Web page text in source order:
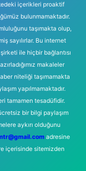
içerikleri proaktif
bulunmamaktadır.
taşımakta olup,
sayılırlar. Bu internet
ile hiçbir bağlantısı
makaleler
niteliği taşımamakta
yapılmamaktadır.
tamamen tesadüfidir.
bir bilgi paylaşım
aykırı olduğunu
adresine
içerisinde sitemizden